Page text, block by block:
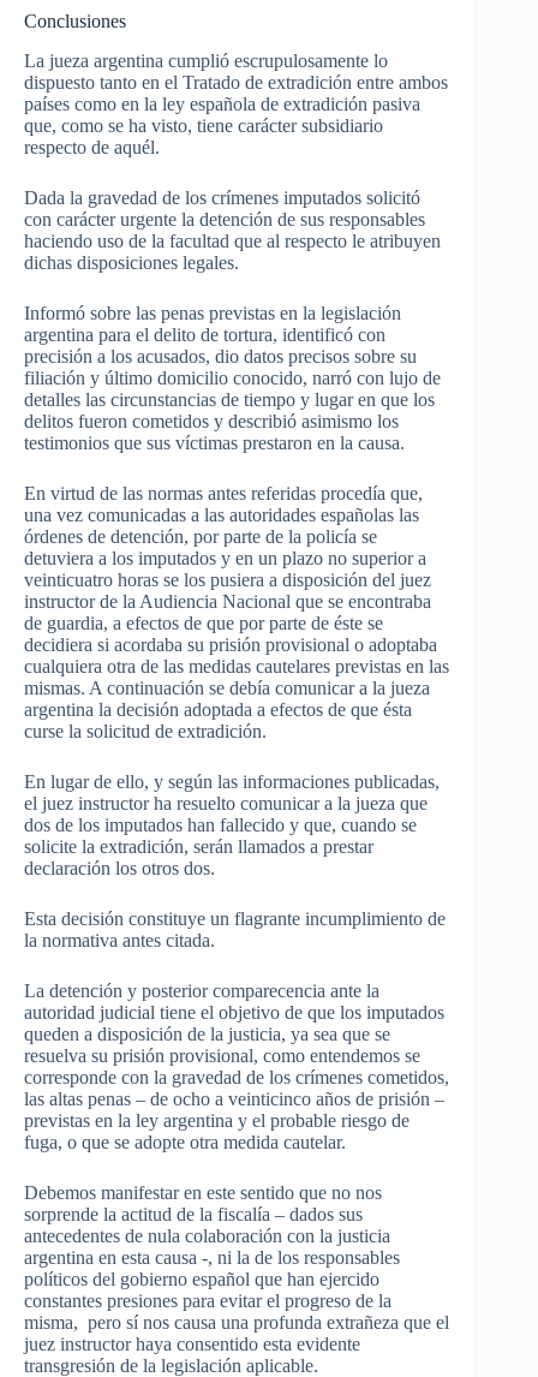
Conclusiones
La jueza argentina cumplió escrupulosamente lo
dispuesto tanto en el Tratado de extradición entre ambos
países como en la ley española de extradición pasiva
que, como se ha visto, tiene carácter subsidiario
respecto de aquél.
Dada la gravedad de los crímenes imputados solicitó
con carácter urgente la detención de sus responsables
haciendo uso de la facultad que al respecto le atribuyen
dichas disposiciones legales.
Informó sobre las penas previstas en la legislación
argentina para el delito de tortura, identificó con
precisión a los acusados, dio datos precisos sobre su
filiación y último domicilio conocido, narró con lujo de
detalles las circunstancias de tiempo y lugar en que los
delitos fueron cometidos y describió asimismo los
testimonios que sus víctimas prestaron en la causa.
En virtud de las normas antes referidas procedía que,
una vez comunicadas a las autoridades españolas las
órdenes de detención, por parte de la policía se
detuviera a los imputados y en un plazo no superior a
veinticuatro horas se los pusiera a disposición del juez
instructor de la Audiencia Nacional que se encontraba
de guardia, a efectos de que por parte de éste se
decidiera si acordaba su prisión provisional o adoptaba
cualquiera otra de las medidas cautelares previstas en las
mismas. A continuación se debía comunicar a la jueza
argentina la decisión adoptada a efectos de que ésta
curse la solicitud de extradición.
En lugar de ello, y según las informaciones publicadas,
el juez instructor ha resuelto comunicar a la jueza que
dos de los imputados han fallecido y que, cuando se
solicite la extradición, serán llamados a prestar
declaración los otros dos.
Esta decisión constituye un flagrante incumplimiento de
la normativa antes citada.
La detención y posterior comparecencia ante la
autoridad judicial tiene el objetivo de que los imputados
queden a disposición de la justicia, ya sea que se
resuelva su prisión provisional, como entendemos se
corresponde con la gravedad de los crímenes cometidos,
las altas penas – de ocho a veinticinco años de prisión –
previstas en la ley argentina y el probable riesgo de
fuga, o que se adopte otra medida cautelar.
Debemos manifestar en este sentido que no nos
sorprende la actitud de la fiscalía – dados sus
antecedentes de nula colaboración con la justicia
argentina en esta causa -, ni la de los responsables
políticos del gobierno español que han ejercido
constantes presiones para evitar el progreso de la
misma, pero sí nos causa una profunda extrañeza que el
juez instructor haya consentido esta evidente
transgresión de la legislación aplicable.